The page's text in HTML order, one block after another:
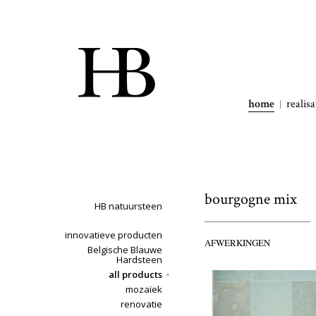
home
HB natuursteen
innovatieve producten
Belgische Blauwe
Hardsteen
all products
mozaïek
renovatie
bourgogne mix
AFWERKINGEN